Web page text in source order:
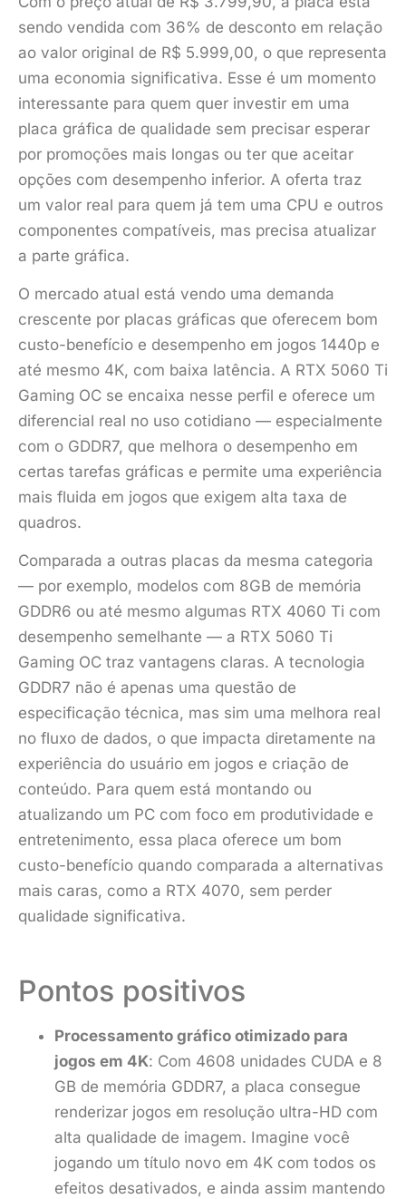
sendo vendida com 36% de desconto em relação
ao valor original de R$ 5.999,00, o que representa
uma economia significativa. Esse é um momento
interessante para quem quer investir em uma
placa gráfica de qualidade sem precisar esperar
por promoções mais longas ou ter que aceitar
opções com desempenho inferior. A oferta traz
um valor real para quem já tem uma CPU e outros
componentes compatíveis, mas precisa atualizar
a parte gráfica.
O mercado atual está vendo uma demanda
crescente por placas gráficas que oferecem bom
custo-benefício e desempenho em jogos 1440p e
até mesmo 4K, com baixa latência. A RTX 5060 Ti
Gaming OC se encaixa nesse perfil e oferece um
diferencial real no uso cotidiano — especialmente
com o GDDR7, que melhora o desempenho em
certas tarefas gráficas e permite uma experiência
mais fluida em jogos que exigem alta taxa de
quadros.
Comparada a outras placas da mesma categoria
— por exemplo, modelos com 8GB de memória
GDDR6 ou até mesmo algumas RTX 4060 Ti com
desempenho semelhante — a RTX 5060 Ti
Gaming OC traz vantagens claras. A tecnologia
GDDR7 não é apenas uma questão de
especificação técnica, mas sim uma melhora real
no fluxo de dados, o que impacta diretamente na
experiência do usuário em jogos e criação de
conteúdo. Para quem está montando ou
atualizando um PC com foco em produtividade e
entretenimento, essa placa oferece um bom
custo-benefício quando comparada a alternativas
mais caras, como a RTX 4070, sem perder
qualidade significativa.
Pontos positivos
Processamento gráfico otimizado para
jogos em 4K: Com 4608 unidades CUDA e 8
GB de memória GDDR7, a placa consegue
renderizar jogos em resolução ultra-HD com
alta qualidade de imagem. Imagine você
jogando um título novo em 4K com todos os
efeitos desativados, e ainda assim mantendo